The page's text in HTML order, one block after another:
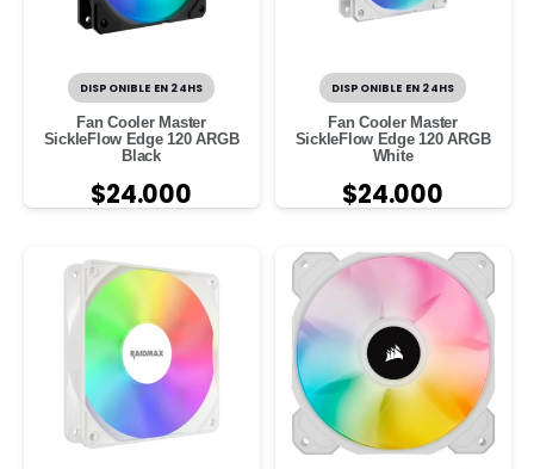
DISPONIBLE EN 24HS
Fan Cooler Master
SickleFlow Edge 120 ARGB
Black
$24.000
DISPONIBLE EN 24HS
Fan Cooler Master
SickleFlow Edge 120 ARGB
White
$24.000